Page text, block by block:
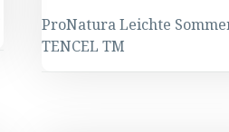
ProNatura Leichte
TENCEL TM